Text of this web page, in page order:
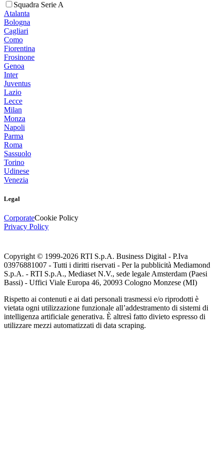
Squadra Serie A
Atalanta
Bologna
Cagliari
Como
Fiorentina
Frosinone
Genoa
Inter
Juventus
Lazio
Lecce
Milan
Monza
Napoli
Parma
Roma
Sassuolo
Torino
Udinese
Venezia
Legal
CorporateCookie Policy
Privacy Policy
Copyright © 1999-2026 RTI S.p.A. Business Digital - P.Iva
03976881007 - Tutti i diritti riservati - Per la pubblicità Mediamond
S.p.A. - RTI S.p.A., Mediaset N.V., sede legale Amsterdam (Paesi
Bassi) - Uffici Viale Europa 46, 20093 Cologno Monzese (MI)
Rispetto ai contenuti e ai dati personali trasmessi e/o riprodotti è
vietata ogni utilizzazione funzionale all’addestramento di sistemi di
intelligenza artificiale generativa. È altresì fatto divieto espresso di
utilizzare mezzi automatizzati di data scraping.